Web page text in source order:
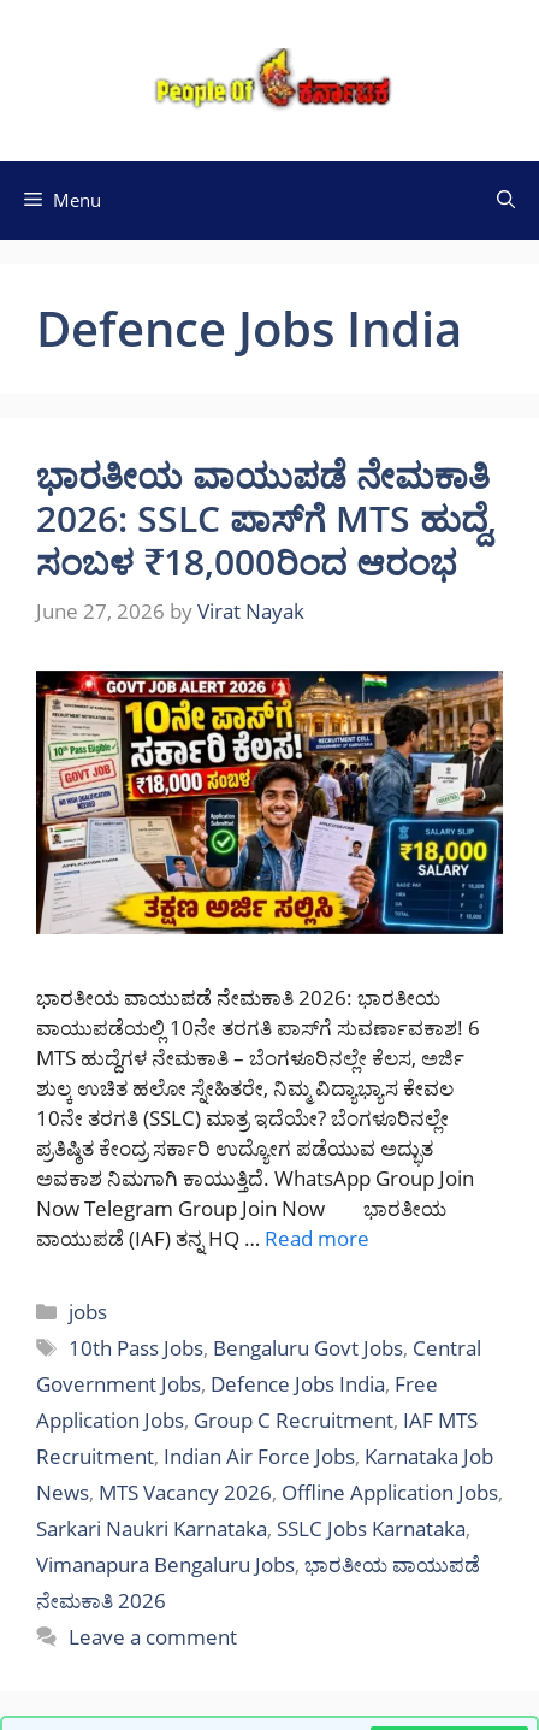
Menu
Defence Jobs India
ಭಾರತೀಯ ವಾಯುಪಡೆ ನೇಮಕಾತಿ
2026: SSLC ಪಾಸ್‌ಗೆ MTS ಹುದ್ದೆ,
ಸಂಬಳ ₹18,000ರಿಂದ ಆರಂಭ
June 27, 2026 byVirat Nayak
ಭಾರತೀಯ ವಾಯುಪಡೆ ನೇಮಕಾತಿ 2026: ಭಾರತೀಯ
ವಾಯುಪಡೆಯಲ್ಲಿ 10ನೇ ತರಗತಿ ಪಾಸ್‌ಗೆ ಸುವರ್ಣಾವಕಾಶ! 6
MTS ಹುದ್ದೆಗಳ ನೇಮಕಾತಿ – ಬೆಂಗಳೂರಿನಲ್ಲೇ ಕೆಲಸ, ಅರ್ಜಿ
ಶುಲ್ಕ ಉಚಿತ ಹಲೋ ಸ್ನೇಹಿತರೇ, ನಿಮ್ಮ ವಿದ್ಯಾಭ್ಯಾಸ ಕೇವಲ
10ನೇ ತರಗತಿ (SSLC) ಮಾತ್ರ ಇದೆಯೇ? ಬೆಂಗಳೂರಿನಲ್ಲೇ
ಪ್ರತಿಷ್ಠಿತ ಕೇಂದ್ರ ಸರ್ಕಾರಿ ಉದ್ಯೋಗ ಪಡೆಯುವ ಅದ್ಭುತ
ಅವಕಾಶ ನಿಮಗಾಗಿ ಕಾಯುತ್ತಿದೆ. WhatsApp Group Join
Now Telegram Group Join Now ಭಾರತೀಯ
ವಾಯುಪಡೆ (IAF) ತನ್ನ HQ … Read more
Categories
jobs
Tags
10th Pass Jobs, Bengaluru Govt Jobs, Central
Government Jobs, Defence Jobs India, Free
Application Jobs, Group C Recruitment, IAF MTS
Recruitment, Indian Air Force Jobs, Karnataka Job
News, MTS Vacancy 2026, Offline Application Jobs,
Sarkari Naukri Karnataka, SSLC Jobs Karnataka,
Vimanapura Bengaluru Jobs, ಭಾರತೀಯ ವಾಯುಪಡೆ
ನೇಮಕಾತಿ 2026
Leave a comment